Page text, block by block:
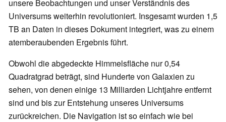
unsere Beobachtungen und unser Verständnis des
Universums weiterhin revolutioniert. Insgesamt wurden 1,5
TB an Daten in dieses Dokument integriert, was zu einem
atemberaubenden Ergebnis führt.
Obwohl die abgedeckte Himmelsfläche nur 0,54
Quadratgrad beträgt, sind Hunderte von Galaxien zu
sehen, von denen einige 13 Milliarden Lichtjahre entfernt
sind und bis zur Entstehung unseres Universums
zurückreichen. Die Navigation ist so einfach wie bei